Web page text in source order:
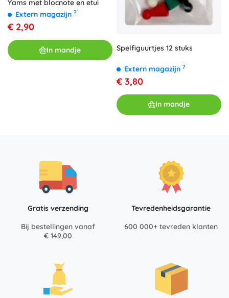
Yams met blocnote en etui
Extern magazijn ?
€ 2,90
In mandje Spelfiguurtjes 12 stuks
Extern magazijn ?
€ 3,80
In mandje
Gratis verzending
Bij bestellingen vanaf
€ 149,00
Tevredenheidsgarantie
600 000+ tevreden klanten